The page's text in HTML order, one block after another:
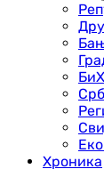
БиХ
Хроника